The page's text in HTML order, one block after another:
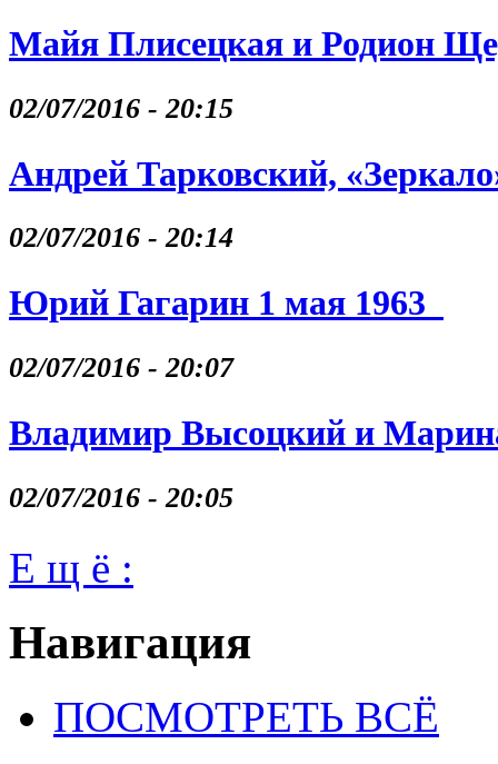
Майя Плисецкая и Родион
02/07/2016 - 20:15
Андрей Тарковский,
02/07/2016 - 20:14
Юрий Гагарин 1 мая 1963
02/07/2016 - 20:07
Владимир Высоцкий и
02/07/2016 - 20:05
Е щ ё :
Навигация
ПОСМОТРЕТЬ ВСЁ